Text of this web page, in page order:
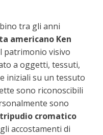
tra gli anni
americano Ken
patrimonio visivo
a oggetti, tessuti,
iniziali su un tessuto
sono riconoscibili
sono
tripudio cromatico
accostamenti di